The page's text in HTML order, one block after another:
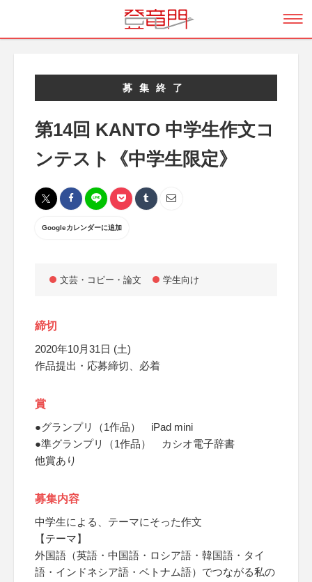
募集終了
第14回 KANTO 中学生作文コ
ンテスト《中学生限定》
Googleカレンダーに追加
文芸・コピー・論文 学生向け
締切
2020年10月31日 (土)
作品提出・応募締切、必着
賞
●グランプリ（1作品） iPad mini
●準グランプリ（1作品） カシオ電子辞書
他賞あり
募集内容
中学生による、テーマにそった作文
【テーマ】
外国語（英語・中国語・ロシア語・韓国語・タイ
語・インドネシア語・ベトナム語）でつながる私の